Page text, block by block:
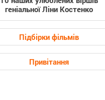
геніальної Ліни Костенко
Підбірки фільмів
Привітання